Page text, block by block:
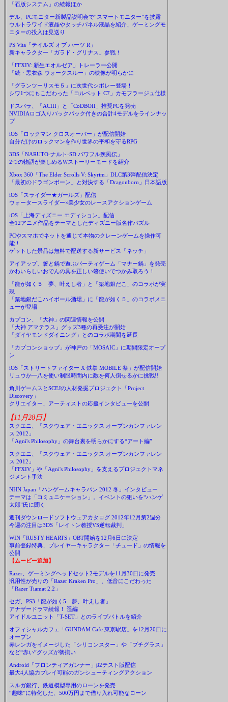
「石版システム」の続報ほか
デル、PCモニター新製品説明会で“スマートモニター”を披露
ウルトラワイド液晶やタッチパネル液晶を紹介、ゲーミングモ
ニターの投入は見送り
PS Vita「テイルズ オブ ハーツ R」
新キャラクター「ガラド・グリナス」参戦！
「FFXIV: 新生エオルゼア」トレーラー公開
「続・黒衣森 ウォークスルー」の映像が明らかに
「グランツーリスモ５」に次世代シボレー登場！
シワ1つにもこだわった「コルベット C7」カモフラージュ仕様
ドスパラ、「ACIII」と「CoDBOII」推奨PCを発売
NVIDIAロゴ入りバックパック付きの合計4モデルをラインナッ
プ
iOS「ロックマン クロスオーバー」が配信開始
自分だけのロックマンを作り世界の平和を守るRPG
3DS「NARUTO-ナルト-SD パワフル疾風伝」
2つの物語が楽しめるWストーリーモードを紹介
Xbox 360「The Elder Scrolls V: Skyrim」DLC第3弾配信決定
「最初のドラゴンボーン」と対決する「Dragonborn」日本語版
iOS「スライダー★ガールズ」配信
ウォータースライダー×美少女のレースアクションゲーム
iOS「上海ディズニー エディション」配信
全12アニメ作品をテーマとしたディズニー版名作パズル
PCやスマホでネットを通じて本物のクレーンゲームを操作可
能！
ゲットした景品は無料で配送する新サービス「ネッチ」
アイアップ、箸と鍋で遊ぶパーティゲーム「マナー鍋」を発売
かわいらしいおでんの具を正しい箸使いでつかみ取ろう！
「龍が如く５ 夢、叶えし者」と「築地銀だこ」のコラボが実
現
「築地銀だこハイボール酒場」に「龍が如く５」のコラボメニ
ューが登場
カプコン、「大神」の関連情報を公開
「大神 アマテラス」グッズ3種の再受注が開始
「ダイヤモンドダイニング」とのコラボ期間を延長
「カプコンショップ」が神戸の「MOSAIC」に期間限定オープ
ン
iOS「ストリートファイター X 鉄拳 MOBILE 祭」が配信開始
リュウか一八を使い制限時間内に敵を何人倒せるかに挑戦!!
角川ゲームスとSCEJの人材発掘プロジェクト「Project
Discovery」
クリエイター、アーティストの応援インタビューを公開
【11月28日】
スクエニ、「スクウェア・エニックス オープンカンファレン
ス 2012」
「Agni's Philosophy」の舞台裏を明らかにする“アート編”
スクエニ、「スクウェア・エニックス オープンカンファレン
ス 2012」
「FFXIV」や「Agni's Philosophy」を支えるプロジェクトマネ
ジメント手法
NHN Japan「ハンゲームキャラバン 2012 冬」インタビュー
テーマは「コミュニケーション」。イベントの狙いを“ハンゲ
太郎”氏に聞く
週刊ダウンロードソフトウェアカタログ 2012年12月第2週分
今週の注目は3DS「レイトン教授VS逆転裁判」
WIN「RUSTY HEARTS」OBT開始を12月6日に決定
事前登録特典、プレイヤーキャラクター「チュード」の情報を
公開
【ムービー追加】
Razer、ゲーミングヘッドセット2モデルを11月30日に発売
汎用性が売りの「Razer Kraken Pro」、低音にこだわった
「Razer Tiamat 2.2」
セガ、PS3「龍が如く5 夢、叶えし者」
アナザードラマ続報！ 遥編
アイドルユニット「T-SET」とのライブバトルを紹介
オフィシャルカフェ「GUNDAM Cafe 東京駅店」を12月20日に
オープン
赤レンガをイメージした「シリコンスター」や「プチグラス」
など“赤い”グッズが勢揃い
Android「フロンティアガンナー」β2テスト版配信
最大4人協力プレイ可能のガンシューティングアクション
スルガ銀行、鉄道模型専用のローンを発売
“趣味”に特化した、500万円まで借り入れ可能なローン